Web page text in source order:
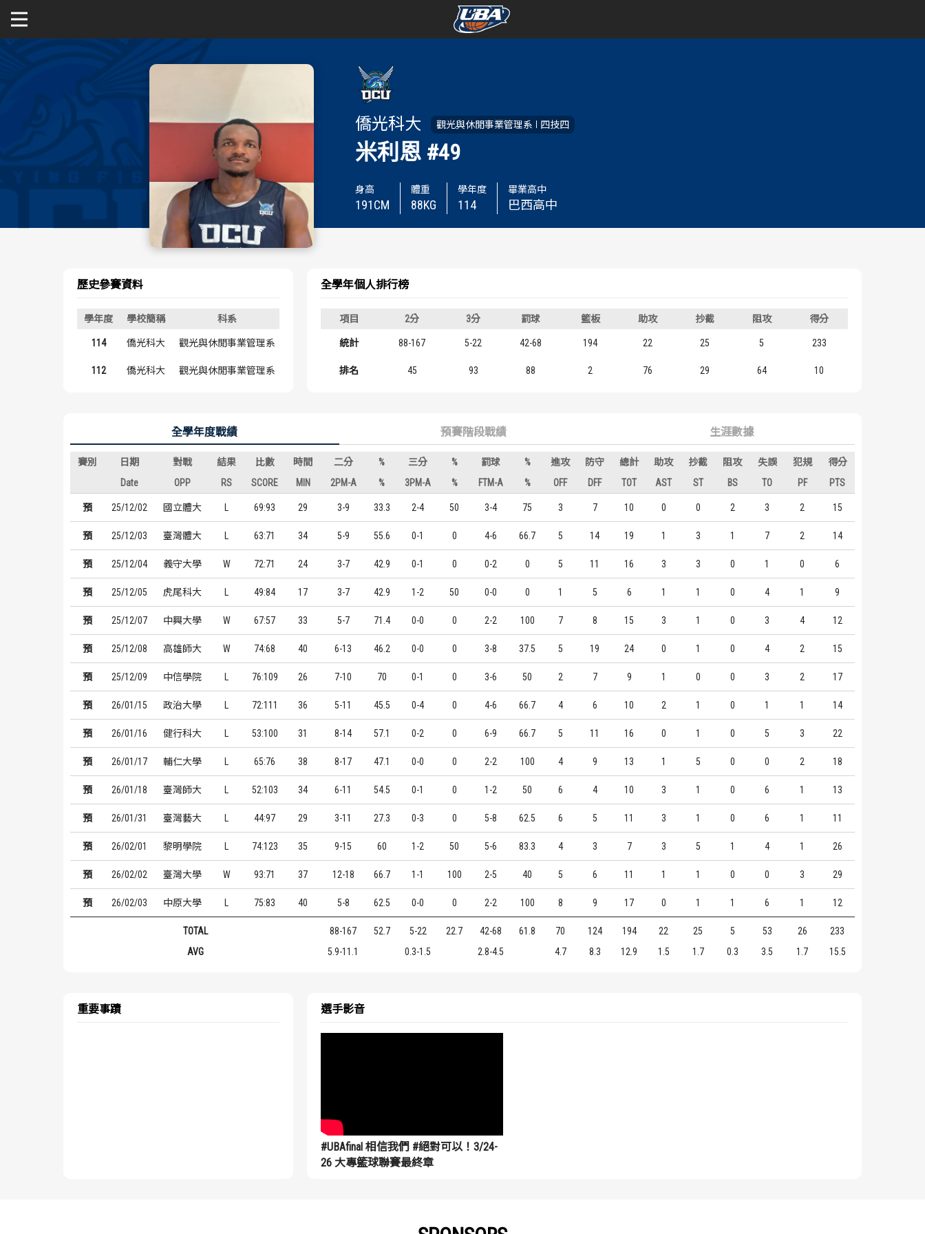
賽程表
球隊資訊
歷屆冠軍
賽程表
球隊資訊
歷屆冠軍
僑光科大 觀光與休閒事業管理系 四技四
米利恩 #49
身高
191CM
體重
88KG
學年度
114
畢業高中
巴西高中
歷史參賽資料
學年度 學校簡稱 科系 年級
114 僑光科大 觀光與休閒事業管理系 四技四
112 僑光科大 觀光與休閒事業管理系 四技二
全學年個人排行榜
項目 2分 3分 罰球 籃板 助攻 抄截 阻攻 得分
統計 88-167 5-22 42-68 194 22 25 5 233
排名 45 93 88 2 76 29 64 10
全學年度戰績 預賽階段戰績 生涯數據
賽別 日期 對戰 結果 比數 時間 二分 % 三分 % 罰球 % 進攻 防守 總計 助攻 抄截 阻攻 失誤 犯規
得分
Date
OPP RS SCORE MIN 2PM-A % 3PM-A % FTM-A % OFF DFF TOT AST ST BS TO PF PTS
預 25/12/02 國立體大 L 69:93 29 3-9 33.3 2-4 50 3-4 75 3 7 10 0 0 2 3 2 15
預 25/12/03 臺灣體大 L 63:71 34 5-9 55.6 0-1 0 4-6 66.7 5 14 19 1 3 1 7 2 14
預 25/12/04 義守大學 W 72:71 24 3-7 42.9 0-1 0 0-2 0 5 11 16 3 3 0 1 0 6
預 25/12/05 虎尾科大 L 49:84 17 3-7 42.9 1-2 50 0-0 0 1 5 6 1 1 0 4 1 9
預 25/12/07 中興大學 W 67:57 33 5-7 71.4 0-0 0 2-2 100 7 8 15 3 1 0 3 4 12
預 25/12/08 高雄師大 W 74:68 40 6-13 46.2 0-0 0 3-8 37.5 5 19 24 0 1 0 4 2 15
預 25/12/09 中信學院 L 76:109 26 7-10 70 0-1 0 3-6 50 2 7 9 1 0 0 3 2 17
預 26/01/15 政治大學 L 72:111 36 5-11 45.5 0-4 0 4-6 66.7 4 6 10 2 1 0 1 1 14
預 26/01/16 健行科大 L 53:100 31 8-14 57.1 0-2 0 6-9 66.7 5 11 16 0 1 0 5 3 22
預 26/01/17 輔仁大學 L 65:76 38 8-17 47.1 0-0 0 2-2 100 4 9 13 1 5 0 0 2 18
預 26/01/18 臺灣師大 L 52:103 34 6-11 54.5 0-1 0 1-2 50 6 4 10 3 1 0 6 1 13
預 26/01/31 臺灣藝大 L 44:97 29 3-11 27.3 0-3 0 5-8 62.5 6 5 11 3 1 0 6 1 11
預 26/02/01 黎明學院 L 74:123 35 9-15 60 1-2 50 5-6 83.3 4 3 7 3 5 1 4 1 26
預 26/02/02 臺灣大學 W 93:71 37 12-18 66.7 1-1 100 2-5 40 5 6 11 1 1 0 0 3 29
預 26/02/03 中原大學 L 75:83 40 5-8 62.5 0-0 0 2-2 100 8 9 17 0 1 1 6 1 12
TOTAL 88-167 52.7 5-22 22.7 42-68 61.8 70 124 194 22 25 5 53 26
233
AVG
5.9-11.1 0.3-1.5 2.8-4.5 4.7 8.3 12.9 1.5 1.7 0.3 3.5 1.7 15.5
重要事蹟 選手影音
#UBAfinal 相信我們 #絕對可以！3/24-
26 大專籃球聯賽最終章